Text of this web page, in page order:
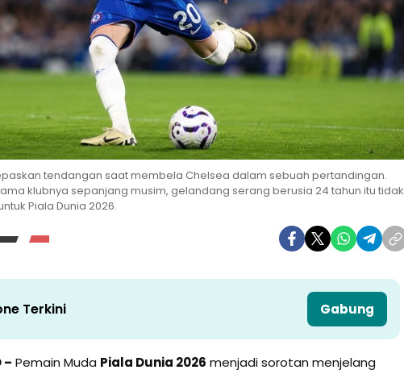
tendangan saat membela Chelsea dalam sebuah pertandingan.
klubnya sepanjang musim, gelandang serang berusia 24 tahun itu tidak
Piala Dunia 2026.
Terkini Gabung
– Pemain Muda Piala Dunia 2026 menjadi sorotan menjelang